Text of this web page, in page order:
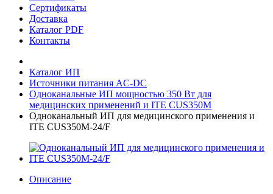
Сертификаты
Доставка
Каталог PDF
Контакты
Каталог ИП
Источники питания AC-DC
Одноканальные ИП мощностью 350 Вт для
медицинских применений и ITE CUS350M
Одноканальный ИП для медицинского применения и
ITE CUS350M-24/F
Описание